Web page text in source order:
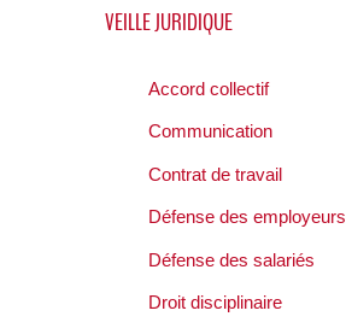
VEILLE JURIDIQUE
Accord collectif
Communication
Contrat de travail
Défense des employeurs
Défense des salariés
Droit disciplinaire